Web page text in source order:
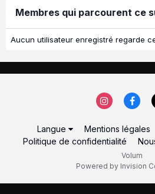
Membres qui parcourent ce
Aucun utilisateur enregistré regarde
Langue Mentions légales
Politique de confidentialité
Volum
Powered by Invision